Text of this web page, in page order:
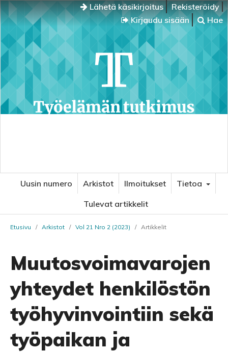
Lähetä käsikirjoitus
Rekisteröidy
Kirjaudu sisään
Hae
Uusin numero Arkistot Ilmoitukset
Tietoa
Tulevat artikkelit
Etusivu / Arkistot / Vol 21 Nro 2 (2023) / Artikkelit
Muutosvoimavarojen
yhteydet henkilöstön
työhyvinvointiin sekä
työpaikan ja